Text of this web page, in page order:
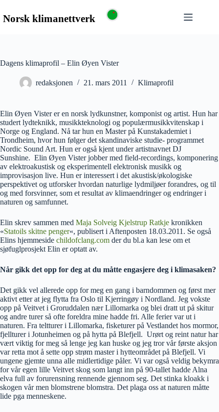
Dagens klimaprofil – Elin Øyen Vister
redaksjonen 21. mars 2011 Klimaprofil
Elin Øyen Vister er en norsk lydkunstner, komponist og artist. Hun har
studert lydteknikk, musikkteknologi og populærmusikkvitenskap i
Norge og England. Nå tar hun en Master på Kunstakademiet i
Trondheim, hvor hun følger det skandinaviske studie- programmet
Nordic Sound Art. Hun er også kjent under artistnavnet DJ
Sunshine. Elin Øyen Vister jobber med field-recordings, komponering
av elektroakustisk og eksperimentell elektronisk musikk og
improvisasjon live. Hun er interessert i det akustisk/økologiske
perspektivet og utforsker hvordan naturlige lydmiljøer forandres, og til
og med forsvinner, som et resultat av klimaendringer og endringer i
naturen og samfunnet.
Elin skrev sammen med Maja Solveig Kjelstrup Ratkje kronikken
«Statoils skitne penger«, publisert i Aftenposten 18.03.2011. Se også
Elins hjemmeside childofclang.com der du bl.a kan lese om et
sjøfuglprosjekt Elin er optatt av.
Når gikk det opp for deg at du måtte engasjere deg i klimasaken?
Det gikk vel allerede opp for meg en gang i barndommen og først mer
aktivt etter at jeg flytta fra Oslo til Kjerringøy i Nordland. Jeg vokste
opp på Veitvet i Groruddalen nær Lillomarka og blei dratt ut på skitur
og andre turer så ofte foreldra mine hadde fri. Alle ferier var ut i
naturen. Fra teltturer i Lillomarka, fisketurer på Vestlandet hos mormor,
fjellturer i Jotunheimen og på hytta på Blefjell. Urørt og reint natur har
vært viktig for meg så lenge jeg kan huske og jeg tror vår første aksjon
var retta mot å sette opp strøm master i hytteområdet på Blefjell. Vi
ungene gjemte unna alle midlertidige påler. Vi var også veldig bekymra
for vår egen lille Veitvet skog som langt inn på 90-tallet hadde Alna
elva full av forurensning rennende gjennom seg. Det stinka kloakk i
skogen vår men blomstrene blomstra. Det plaga oss at naturen måtte
lide pga menneskene.